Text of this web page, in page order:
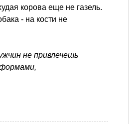
корова еще не газель.
- на кости не
не привлечешь